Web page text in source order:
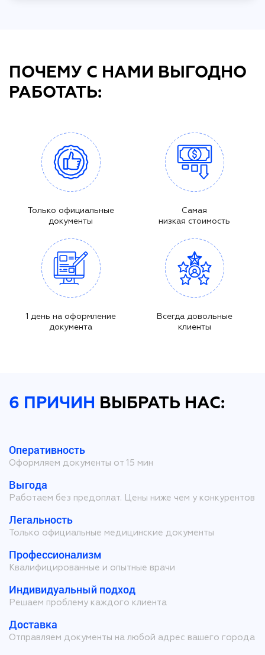
ПОЧЕМУ С НАМИ ВЫГОДНО
РАБОТАТЬ:
Только официальные
документы
Самая
низкая стоимость
1 день на оформление
документа
Всегда довольные
клиенты
6 ПРИЧИН ВЫБРАТЬ НАС:
Оперативность
Оформляем документы от 15 мин
Выгода
Работаем без предоплат. Цены ниже чем у конкурентов
Легальность
Только официальные медицинские документы
Профессионализм
Квалифицированные и опытные врачи
Индивидуальный подход
Решаем проблему каждого клиента
Доставка
Отправляем документы на любой адрес вашего города